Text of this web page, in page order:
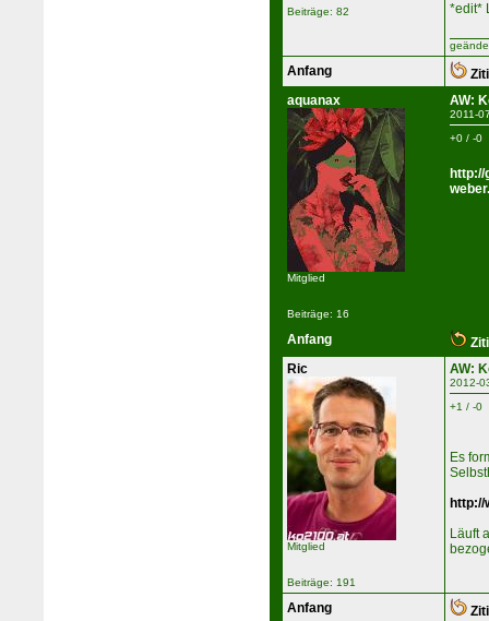
Beiträge: 82
*edit*
Anfang
aquanax
Mitglied
Beiträge: 16
AW:
2011-
+0 / -0
Anfang
Ric
Mitglied
Beiträge: 191
AW:
2012-
+1 / -0
Es
Läuft
Anfang